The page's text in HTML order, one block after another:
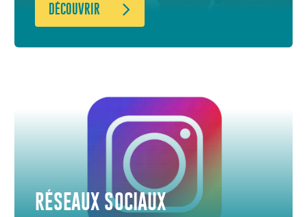
DÉCOUVRIR
RÉSEAUX SOCIAUX